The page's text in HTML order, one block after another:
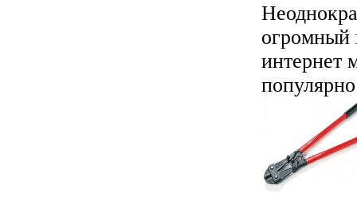
огромный
интернет